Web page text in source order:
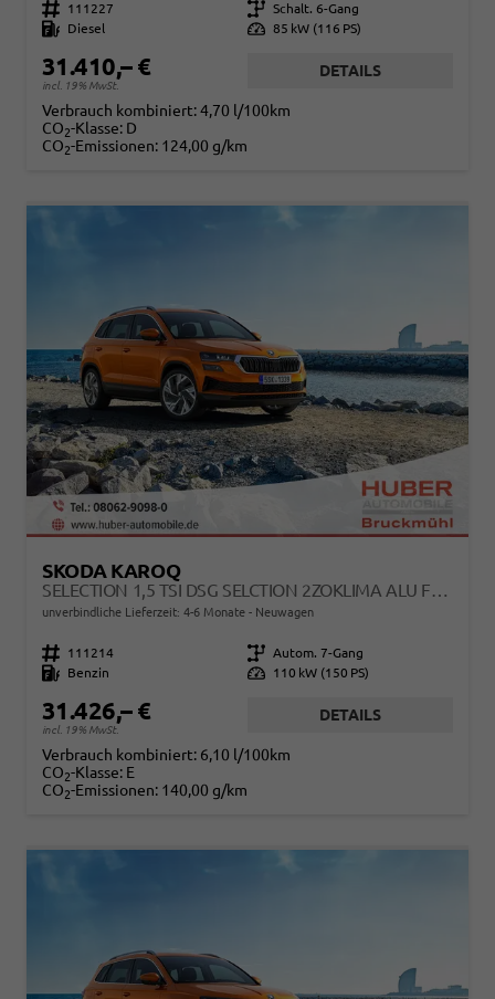
Fahrzeugnr. 111227 Getriebe Schalt. 6-Gang
Kraftstoff
Diesel Leistung 85 kW (116 PS)
31.410,– €
incl. 19% MwSt.
DETAILS
Verbrauch kombiniert:4,70 l/100km
CO2-Klasse: D
CO2-Emissionen: 124,00 g/km
SKODA KAROQ
SELECTION 1,5 TSI DSG SELCTION 2ZOKLIMA ALU FELGEN 5J GARANTIE SITZHEIZUNG LED SCHEINWERFER TEMPOMAT
unverbindliche Lieferzeit: 4-6 Monate Neuwagen
Fahrzeugnr. 111214 Getriebe Autom. 7-Gang
Kraftstoff
Benzin Leistung 110 kW (150 PS)
31.426,– €
incl. 19% MwSt.
DETAILS
Verbrauch kombiniert: 6,10 l/100km
CO2-Klasse: E
CO2-Emissionen: 140,00 g/km